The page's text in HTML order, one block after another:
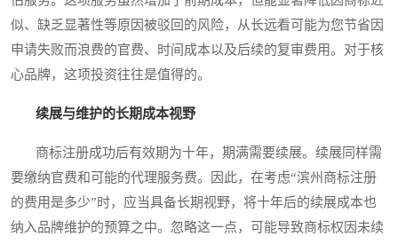
似、缺乏显著性等原因被驳回的风险，从长远看可能为您节省因
申请失败而浪费的官费、时间成本以及后续的复审费用。对于核
心品牌，这项投资往往是值得的。
续展与维护的长期成本视野
商标注册成功后有效期为十年，期满需要续展。续展同样需
要缴纳官费和可能的代理服务费。因此，在考虑“滨州商标注册
的费用是多少”时，应当具备长期视野，将十年后的续展成本也
纳入品牌维护的预算之中。忽略这一点，可能导致商标权因未续